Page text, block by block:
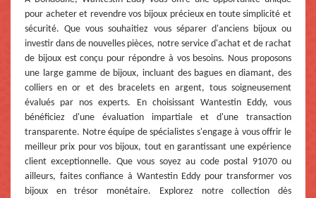
pour acheter et revendre vos bijoux précieux en toute simplicité et
sécurité. Que vous souhaitiez vous séparer d'anciens bijoux ou
investir dans de nouvelles pièces, notre service d'achat et de rachat
de bijoux est conçu pour répondre à vos besoins. Nous proposons
une large gamme de bijoux, incluant des bagues en diamant, des
colliers en or et des bracelets en argent, tous soigneusement
évalués par nos experts. En choisissant Wantestin Eddy, vous
bénéficiez d'une évaluation impartiale et d'une transaction
transparente. Notre équipe de spécialistes s'engage à vous offrir le
meilleur prix pour vos bijoux, tout en garantissant une expérience
client exceptionnelle. Que vous soyez au code postal 91070 ou
ailleurs, faites confiance à Wantestin Eddy pour transformer vos
bijoux en trésor monétaire. Explorez notre collection dès